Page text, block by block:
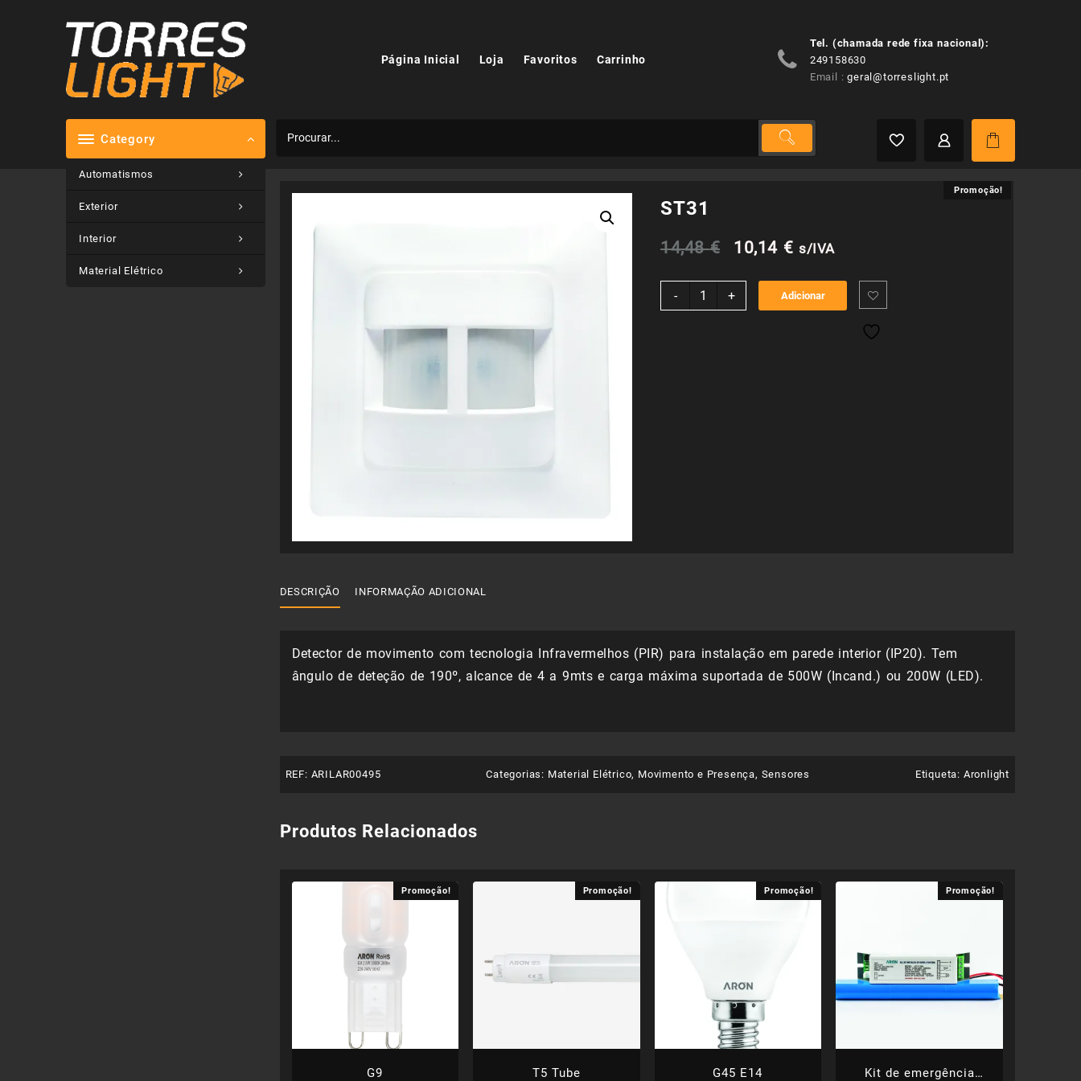
Página Inicial Loja Favoritos Carrinho
Tel. (chamada rede fixa nacional):
249158630
Email :geral@torreslight.pt
Category
Automatismos
Exterior
Interior
Material Elétrico
Promoção!
ST31
14,48€
O
preço
original
10,14 €O
preço
atual
s/IVA
-
Quantidade
+ Adicionar
Promoção!
DESCRIÇÃO INFORMAÇÃO ADICIONAL
Detector de movimento com tecnologia Infravermelhos (PIR) para instalação em parede interior (IP20). Tem
ângulo de deteção de 190º, alcance de 4 a 9mts e carga máxima suportada de 500W (Incand.) ou 200W (LED).
REF: ARILAR00495 Categorias: Material Elétrico, Movimento e Presença, Sensores Etiqueta: Aronlight
Produtos Relacionados
Promoção!
G9
Promoção!
T5 Tube
Promoção!
G45 E14
Promoção!
Kit de emergência